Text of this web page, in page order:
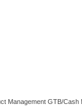
Management GTB/Cash